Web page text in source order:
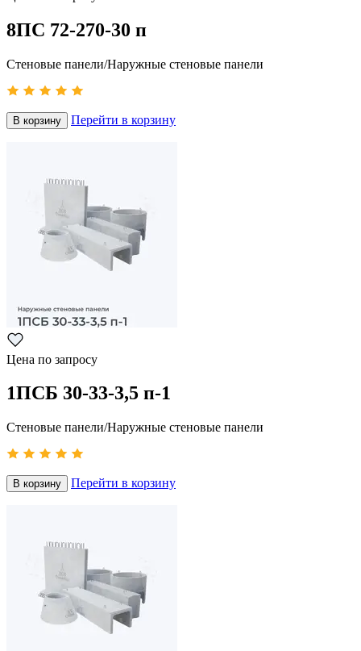
8ПС 72-270-30 п
Стеновые панели/Наружные стеновые панели
В корзину Перейти в корзину
Цена по запросу
1ПСБ 30-33-3,5 п-1
Стеновые панели/Наружные стеновые панели
В корзину Перейти в корзину